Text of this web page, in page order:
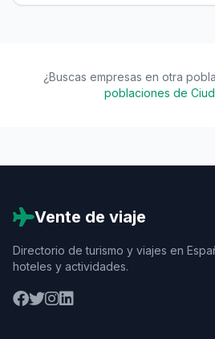
¿Buscas empresas en otra
poblaciones de
Vente de viaje
Directorio de turismo y viajes en
hoteles y actividades.